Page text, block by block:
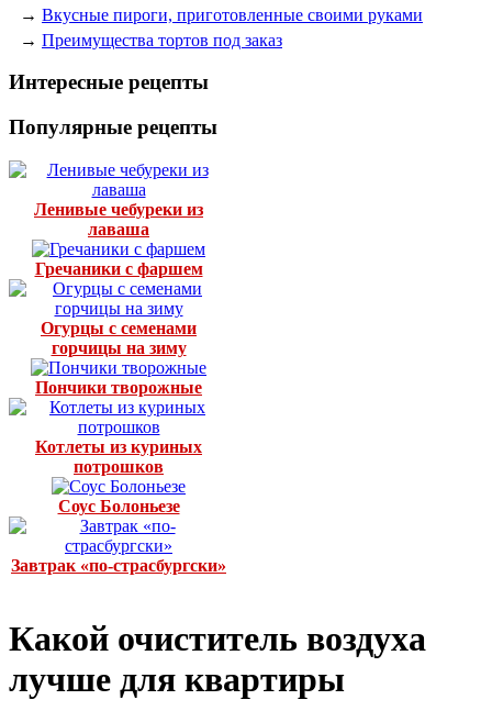
→ Вкусные пироги, приготовленные своими руками
→ Преимущества тортов под заказ
Интересные рецепты
Популярные рецепты
Ленивые чебуреки из
лаваша
Гречаники с фаршем
Огурцы с семенами
горчицы на зиму
Пончики творожные
Котлеты из куриных
потрошков
Соус Болоньезе
Завтрак «по-страсбургски»
Какой очиститель воздуха
лучше для квартиры